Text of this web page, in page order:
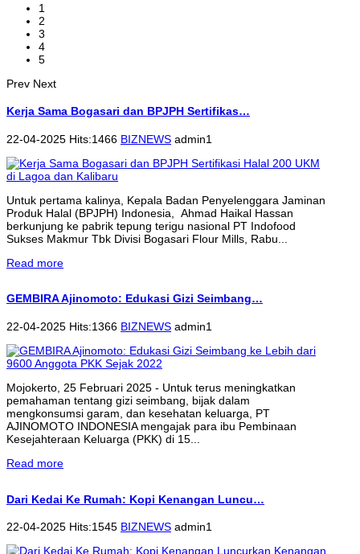
1
2
3
4
5
Prev Next
Kerja Sama Bogasari dan BPJPH Sertifikas…
22-04-2025 Hits:1466 BIZNEWS admin1
Untuk pertama kalinya, Kepala Badan Penyelenggara Jaminan
Produk Halal (BPJPH) Indonesia, Ahmad Haikal Hassan
berkunjung ke pabrik tepung terigu nasional PT Indofood
Sukses Makmur Tbk Divisi Bogasari Flour Mills, Rabu...
Read more
GEMBIRA Ajinomoto: Edukasi Gizi Seimbang…
22-04-2025 Hits:1366 BIZNEWS admin1
Mojokerto, 25 Februari 2025 - Untuk terus meningkatkan
pemahaman tentang gizi seimbang, bijak dalam
mengkonsumsi garam, dan kesehatan keluarga, PT
AJINOMOTO INDONESIA mengajak para ibu Pembinaan
Kesejahteraan Keluarga (PKK) di 15...
Read more
Dari Kedai Ke Rumah: Kopi Kenangan Luncu…
22-04-2025 Hits:1545 BIZNEWS admin1